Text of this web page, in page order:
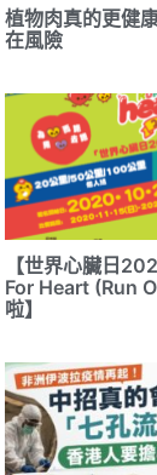
植物肉真的更健
在風險
【世界心臟日
For Heart (Run
啦】